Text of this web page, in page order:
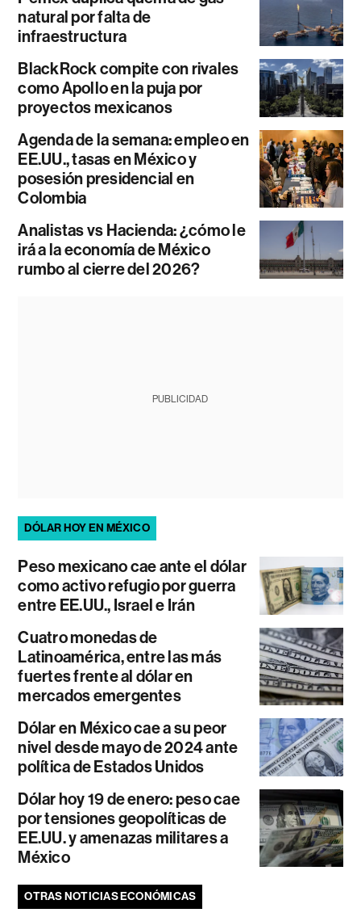
natural por falta de
infraestructura
BlackRock compite con rivales
como Apollo en la puja por
proyectos mexicanos
Agenda de la semana: empleo en
EE.UU., tasas en México y
posesión presidencial en
Colombia
Analistas vs Hacienda: ¿cómo le
irá a la economía de México
rumbo al cierre del 2026?
PUBLICIDAD
DÓLAR HOY EN MÉXICO
Peso mexicano cae ante el dólar
como activo refugio por guerra
entre EE.UU., Israel e Irán
Cuatro monedas de
Latinoamérica, entre las más
fuertes frente al dólar en
mercados emergentes
Dólar en México cae a su peor
nivel desde mayo de 2024 ante
política de Estados Unidos
Dólar hoy 19 de enero: peso cae
por tensiones geopolíticas de
EE.UU. y amenazas militares a
México
OTRAS NOTICIAS ECONÓMICAS